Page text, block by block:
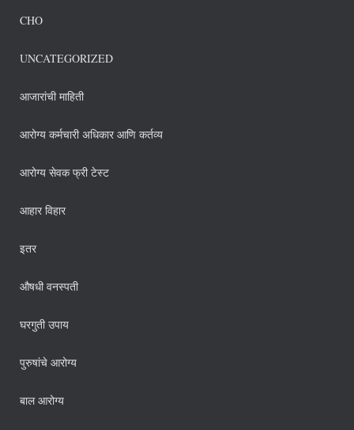
CHO
UNCATEGORIZED
आजारांची माहिती
आरोग्य कर्मचारी अधिकार आणि कर्तव्य
आरोग्य सेवक फ्री टेस्ट
आहार विहार
इतर
औषधी वनस्पती
घरगुती उपाय
पुरुषांचे आरोग्य
बाल आरोग्य